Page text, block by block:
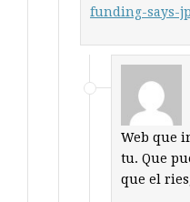
funding-says-
Web que
tu. Que
que el